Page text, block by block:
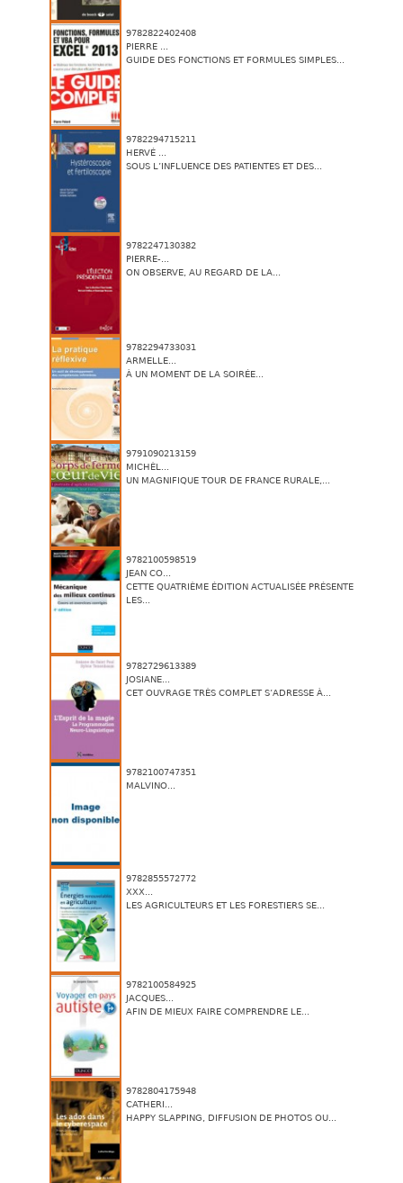
9782822402408
PIERRE ...
GUIDE DES FONCTIONS ET FORMULES SIMPLES...
9782294715211
HERVÉ ...
SOUS L’INFLUENCE DES PATIENTES ET DES...
9782247130382
PIERRE-...
ON OBSERVE, AU REGARD DE LA...
9782294733031
ARMELLE...
À UN MOMENT DE LA SOIRÉE...
9791090213159
MICHÈL...
UN MAGNIFIQUE TOUR DE FRANCE RURALE,...
9782100598519
JEAN CO...
CETTE QUATRIÈME ÉDITION ACTUALISÉE PRÉSENTE
LES...
9782729613389
JOSIANE...
CET OUVRAGE TRÈS COMPLET S’ADRESSE À...
9782100747351
MALVINO...
9782855572772
XXX...
LES AGRICULTEURS ET LES FORESTIERS SE...
9782100584925
JACQUES...
AFIN DE MIEUX FAIRE COMPRENDRE LE...
9782804175948
CATHERI...
HAPPY SLAPPING, DIFFUSION DE PHOTOS OU...